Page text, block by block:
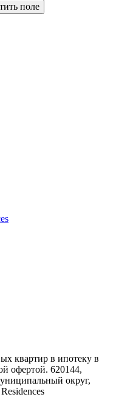
поле
квартир в ипотеку в
офертой. 620144,
округ,